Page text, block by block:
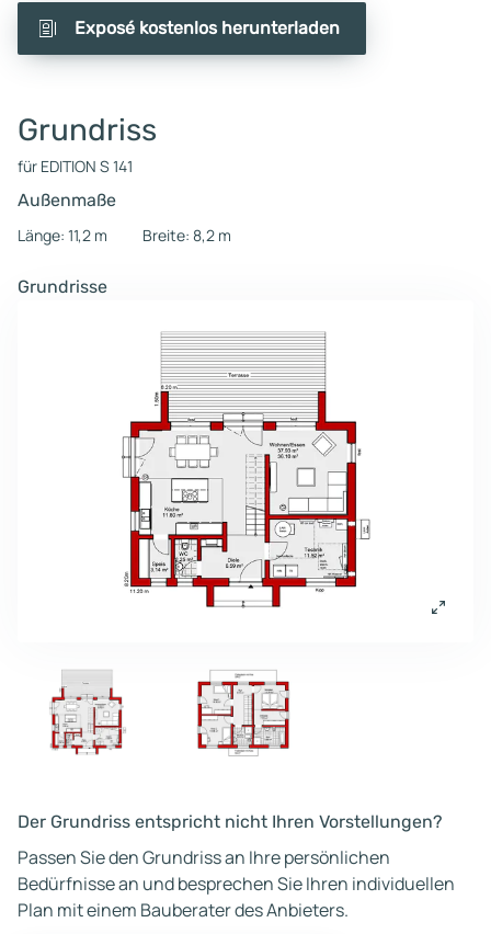
Exposé kostenlos herunterladen
Grundriss
für EDITION S 141
Außenmaße
Länge: 11,2 m
Breite: 8,2 m
Grundrisse
Der Grundriss entspricht nicht Ihren Vorstellungen?
Passen Sie den Grundriss an Ihre persönlichen
Bedürfnisse an und besprechen Sie Ihren individuellen
Plan mit einem Bauberater des Anbieters.